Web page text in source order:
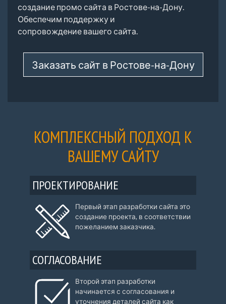
создание промо сайта в Ростове-на-Дону.
Обеспечим поддержку и
сопровождение вашего сайта.
Заказать сайт в Ростове-на-Дону
КОМПЛЕКСНЫЙ ПОДХОД К
ВАШЕМУ САЙТУ
ПРОЕКТИРОВАНИЕ
Первый этап разработки сайта это
создание проекта, в соответствии
пожеланием заказчика.
СОГЛАСОВАНИЕ
Второй этап разработки
начинается с согласования и
уточнения деталей сайта как